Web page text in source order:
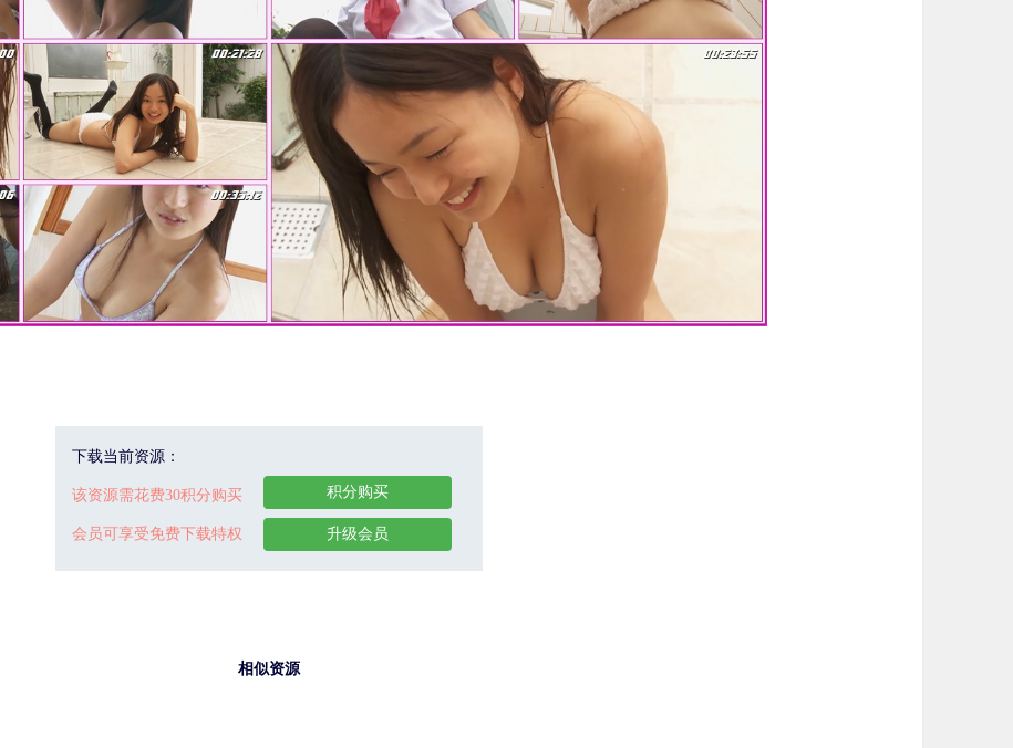
下载当前资源：
该资源需花费30积分购买
会员可享受免费下载特权
积分购买
升级会员
相似资源